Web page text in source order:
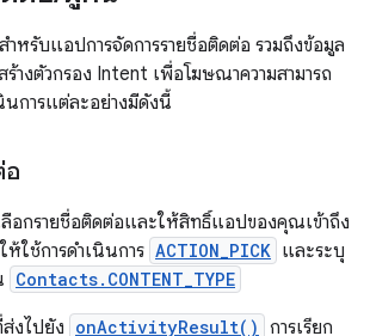
ำหรับแอปการจัดการรายชื่อติดต่อ รวมถึงข้อมูล
างตัวกรอง Intent เพื่อโฆษณาความสามารถ
นการแต่ละอย่างมีดังนี้
อ
ลือกรายชื่อติดต่อและให้สิทธิ์แอปของคุณเข้าถึง
ใช้การดำเนินการ ACTION_PICK และระบุ
Contacts.CONTENT_TYPE
งไปยัง onActivityResult() การเรียก